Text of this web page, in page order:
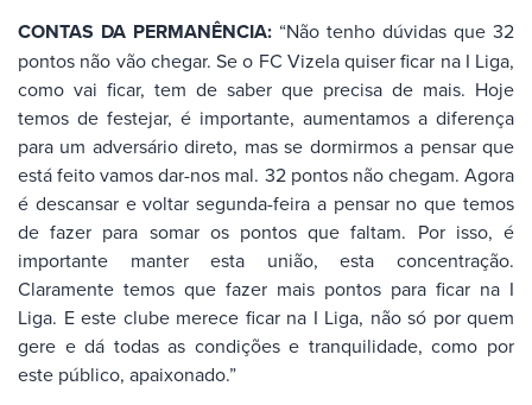
CONTAS DA PERMANÊNCIA: “Não tenho dúvidas que 32
pontos não vão chegar. Se o FC Vizela quiser ficar na I Liga,
como vai ficar, tem de saber que precisa de mais. Hoje
temos de festejar, é importante, aumentamos a diferença
para um adversário direto, mas se dormirmos a pensar que
está feito vamos dar-nos mal. 32 pontos não chegam. Agora
é descansar e voltar segunda-feira a pensar no que temos
de fazer para somar os pontos que faltam. Por isso, é
importante manter esta união, esta concentração.
Claramente temos que fazer mais pontos para ficar na I
Liga. E este clube merece ficar na I Liga, não só por quem
gere e dá todas as condições e tranquilidade, como por
este público, apaixonado.”